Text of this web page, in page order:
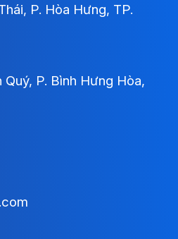
P. Hòa Hưng, TP.
Quý, P. Bình Hưng Hòa,